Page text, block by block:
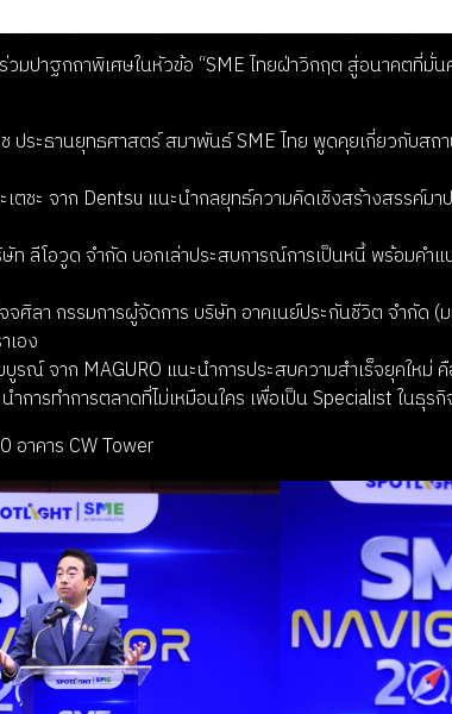
มปาฐกถาพิเศษในหัวข้อ “SME ไทยฝ่าวิกฤต สู่อนาคตที่มั่
ระธานยุทธศาสตร์ สมาพันธ์ SME ไทย พูดคุยเกี่ยวกับสถ
ะ จาก Dentsu แนะนำกลยุทธ์ความคิดเชิงสร้างสรรค์มาป
ลีโอวูด จำกัด บอกเล่าประสบการณ์การเป็นหนี้ พร้อมคำแ
ศิลา กรรมการผู้จัดการ บริษัท อาคเนย์ประกันชีวิต จำกัด
เอง
ณ์ จาก MAGURO แนะนำการประสบความสำเร็จยุคใหม่
ารทำการตลาดที่ไม่เหมือนใคร เพื่อเป็น Specialist ในธุรกิ
อาคาร CW Tower